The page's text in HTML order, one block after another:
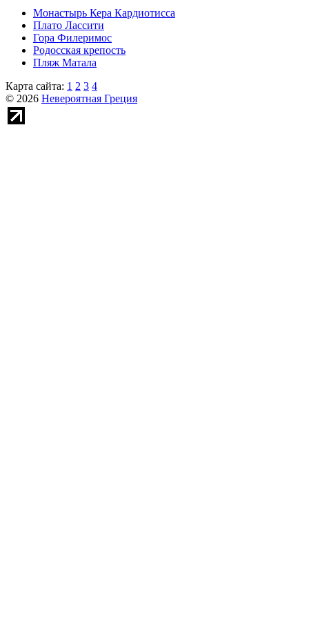
Монастырь Кера Кардиотисса
Плато Лассити
Гора Филеримос
Родосская крепость
Пляж Матала
Карта сайта: 1 2 3 4
© 2026 Невероятная Греция